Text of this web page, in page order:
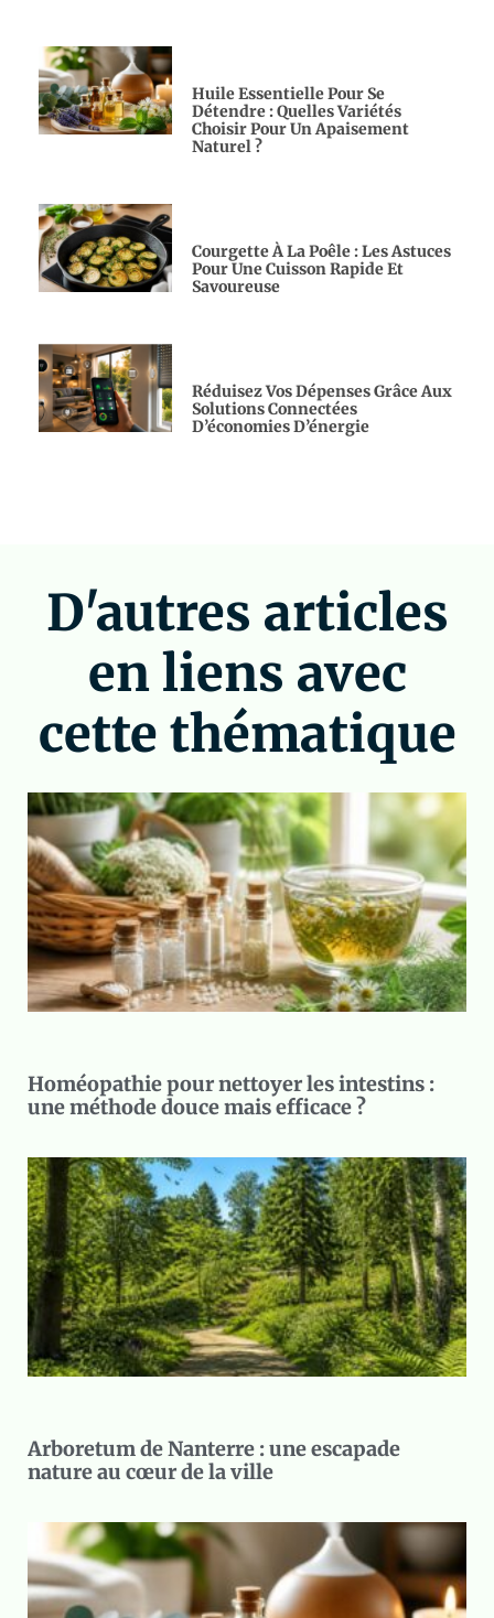
Huile Essentielle Pour Se
Détendre : Quelles Variétés
Choisir Pour Un Apaisement
Naturel ?
Courgette À La Poêle : Les Astuces
Pour Une Cuisson Rapide Et
Savoureuse
Réduisez Vos Dépenses Grâce Aux
Solutions Connectées
D’économies D’énergie
D'autres articles
en liens avec
cette thématique
Homéopathie pour nettoyer les intestins :
une méthode douce mais efficace ?
Arboretum de Nanterre : une escapade
nature au cœur de la ville